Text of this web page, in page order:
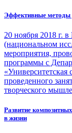
Эффективные методы
20 ноября 2018 г.
(национальном
мероприятия,
программы с
«Университетская
проведенного
творческого
Развитие
в жизни